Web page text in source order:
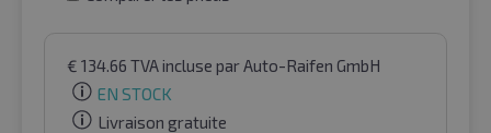
€ 134.66 TVA incluse par Auto-Raifen GmbH
EN STOCK
Livraison gratuite